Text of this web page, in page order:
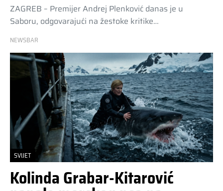
ZAGREB – Premijer Andrej Plenković danas je u
Saboru, odgovarajući na žestoke kritike…
NEWSBAR
SVIJET
Kolinda Grabar-Kitarović